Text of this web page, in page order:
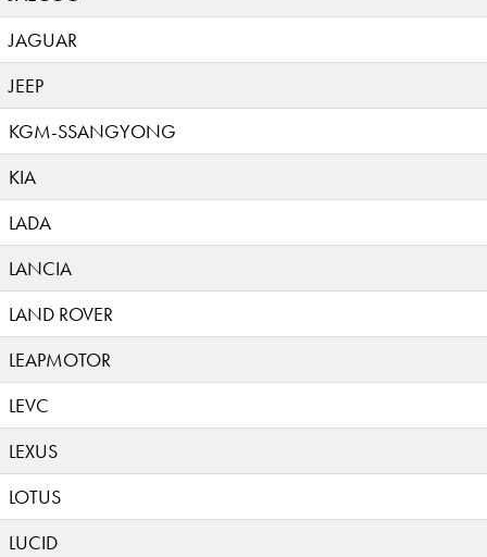
JAGUAR
JEEP
KGM-SSANGYONG
KIA
LADA
LANCIA
LAND ROVER
LEAPMOTOR
LEVC
LEXUS
LOTUS
LUCID